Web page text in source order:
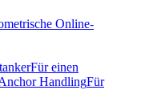
Online-
Für einen
HandlingFür